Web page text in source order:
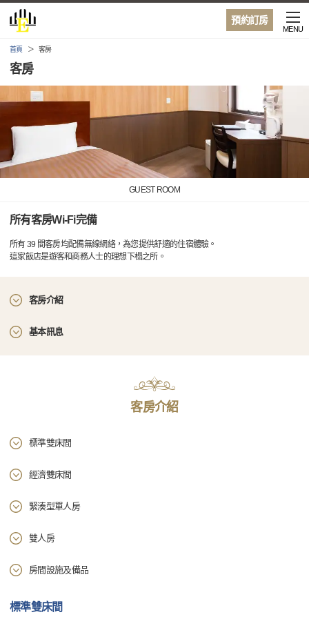
預約訂房
MENU
首頁 客房
客房
GUEST ROOM
所有客房Wi-Fi完備
所有 39 間客房均配備無線網絡，為您提供舒適的住宿體驗。
這家飯店是遊客和商務人士的理想下榻之所。
客房介紹
基本訊息
客房介紹
標準雙床間
經濟雙床間
緊湊型單人房
雙人房
房間設施及備品
標準雙床間